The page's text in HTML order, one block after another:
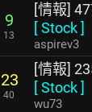
9
13
[情報]
[Stock]
aspirev3
23
40
[情報]
[Stock]
wu73